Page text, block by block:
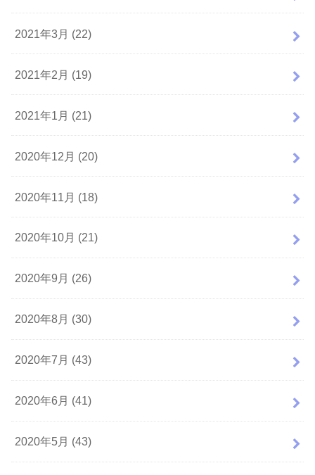
2021年3月 (22)
2021年2月 (19)
2021年1月 (21)
2020年12月 (20)
2020年11月 (18)
2020年10月 (21)
2020年9月 (26)
2020年8月 (30)
2020年7月 (43)
2020年6月 (41)
2020年5月 (43)